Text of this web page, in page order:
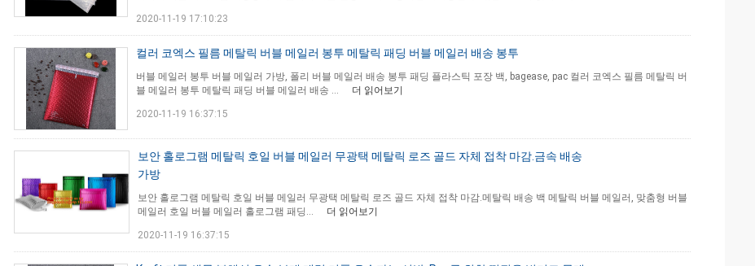
2020-11-19 17:10:23
컬러 코엑스 필름 메탈릭 버블 메일러 봉투 메탈릭 패딩 버블 메일러 배송 봉투
버블 메일러 봉투 버블 메일러 가방, 폴리 버블 메일러 배송 봉투 패딩 플라스틱 포장 백, bagease, pac 컬러 코엑스 필름 메탈릭 버
블 메일러 봉투 메탈릭 패딩 버블 메일러 배송 ...
더 읽어보기
2020-11-19 16:37:15
보안 홀로그램 메탈릭 호일 버블 메일러 무광택 메탈릭 로즈 골드 자체 접착 마감.금속 배송
가방
보안 홀로그램 메탈릭 호일 버블 메일러 무광택 메탈릭 로즈 골드 자체 접착 마감.메탈릭 배송 백 메탈릭 버블 메일러, 맞춤형 버블
메일러 호일 버블 메일러 홀로그램 패딩...
더 읽어보기
2020-11-19 16:37:15